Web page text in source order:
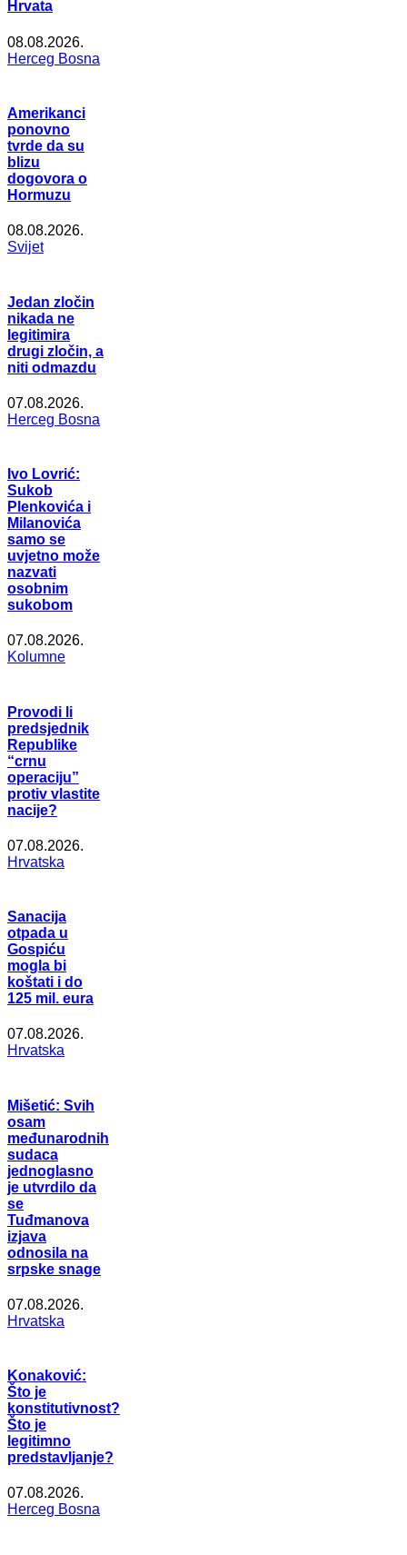
Hrvata
08.08.2026.
Herceg Bosna
Amerikanci
ponovno
tvrde da su
blizu
dogovora o
Hormuzu
08.08.2026.
Svijet
Jedan zločin
nikada ne
legitimira
drugi zločin, a
niti odmazdu
07.08.2026.
Herceg Bosna
Ivo Lovrić:
Sukob
Plenkovića i
Milanovića
samo se
uvjetno može
nazvati
osobnim
sukobom
07.08.2026.
Kolumne
Provodi li
predsjednik
Republike
“crnu
operaciju”
protiv vlastite
nacije?
07.08.2026.
Hrvatska
Sanacija
otpada u
Gospiću
mogla bi
koštati i do
125 mil. eura
07.08.2026.
Hrvatska
Mišetić: Svih
osam
međunarodnih
sudaca
jednoglasno
je utvrdilo da
se
Tuđmanova
izjava
odnosila na
srpske snage
07.08.2026.
Hrvatska
Konaković:
Što je
konstitutivnost?
Što je
legitimno
predstavljanje?
07.08.2026.
Herceg Bosna